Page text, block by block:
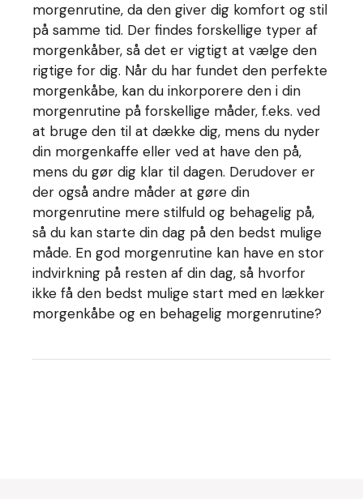
morgenrutine, da den giver dig komfort og stil
på samme tid. Der findes forskellige typer af
morgenkåber, så det er vigtigt at vælge den
rigtige for dig. Når du har fundet den perfekte
morgenkåbe, kan du inkorporere den i din
morgenrutine på forskellige måder, f.eks. ved
at bruge den til at dække dig, mens du nyder
din morgenkaffe eller ved at have den på,
mens du gør dig klar til dagen. Derudover er
der også andre måder at gøre din
morgenrutine mere stilfuld og behagelig på,
så du kan starte din dag på den bedst mulige
måde. En god morgenrutine kan have en stor
indvirkning på resten af din dag, så hvorfor
ikke få den bedst mulige start med en lækker
morgenkåbe og en behagelig morgenrutine?